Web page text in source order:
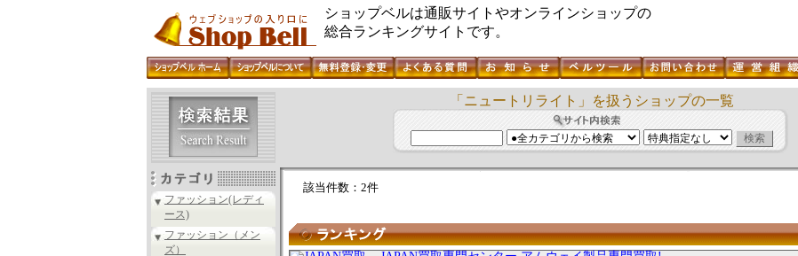
ショップベルは通販サイトやオンラインショップの
総合ランキングサイトです。
ファッション(レディ
ース)
ファッション（メン
ズ）
「ニュートリライト」を扱うショップの一覧
該当件数：2件